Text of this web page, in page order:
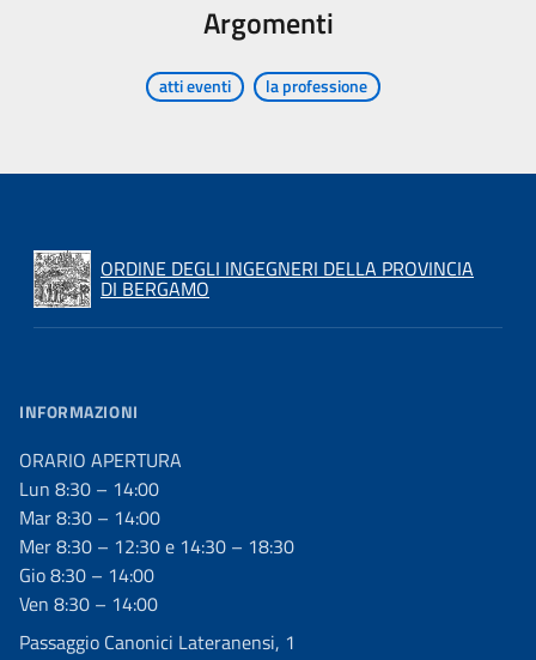
Argomenti
atti eventi la professione
ORDINE DEGLI INGEGNERI DELLA PROVINCIA
DI BERGAMO
INFORMAZIONI
ORARIO APERTURA
Lun 8:30 – 14:00
Mar 8:30 – 14:00
Mer 8:30 – 12:30 e 14:30 – 18:30
Gio 8:30 – 14:00
Ven 8:30 – 14:00
Passaggio Canonici Lateranensi, 1